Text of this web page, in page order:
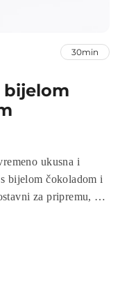
30min
bijelom
ukusna i
bijelom čokoladom i
za pripremu, ovi